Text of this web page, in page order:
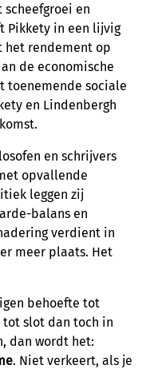
en
Pikkety in een lijvig
het rendement op
de economische
toenemende sociale
en Lindenbergh
en schrijvers
opvallende
leggen zij
balans en
verdient in
meer plaats. Het
behoefte tot
tot slot dan toch in
dan wordt het:
. Niet verkeert, als je